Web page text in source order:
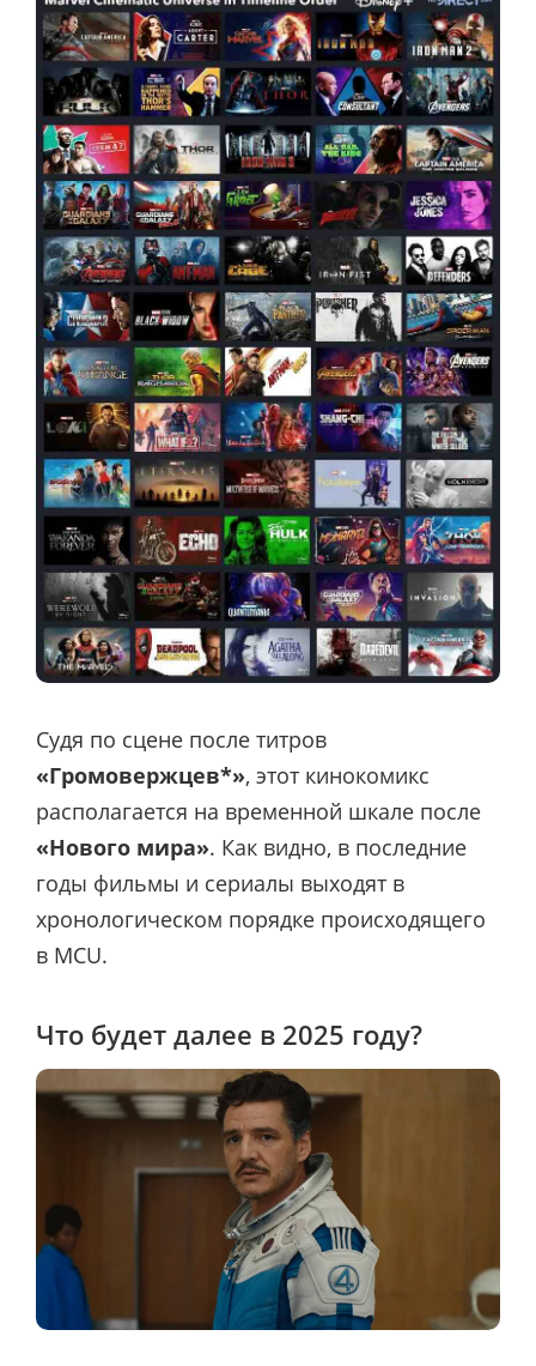
Судя по сцене после титров
«Громовержцев*», этот кинокомикс
располагается на временной шкале после
«Нового мира». Как видно, в последние
годы фильмы и сериалы выходят в
хронологическом порядке происходящего
в MCU.
Что будет далее в 2025 году?